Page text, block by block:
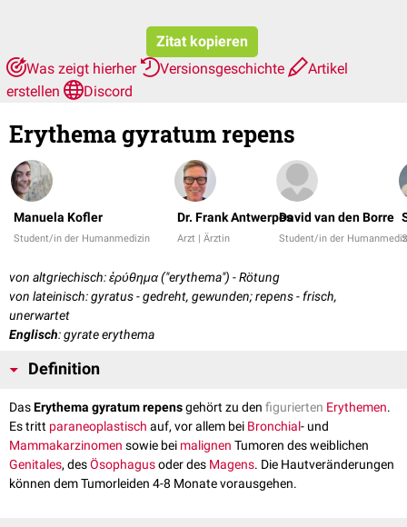
Zitat kopieren
Was zeigt hierher
Versionsgeschichte
Artikel
erstellen
Discord
Erythema gyratum repens
Manuela Kofler
Student/in der Humanmedizin
Dr. Frank Antwerpes
Arzt | Ärztin
David van den Borre
Student/in der
von altgriechisch: ἐρύθημα ("erythema") - Rötung
von lateinisch: gyratus - gedreht, gewunden; repens - frisch,
unerwartet
Englisch: gyrate erythema
Definition
DasErythema gyratum repensgehört zu den figurierten Erythemen.
Es tritt paraneoplastisch auf, vor allem bei Bronchial- und
Mammakarzinomen sowie bei malignen Tumoren des weiblichen
Genitales, desÖsophagusoder des Magens. Die Hautveränderungen
können dem Tumorleiden 4-8 Monate vorausgehen.